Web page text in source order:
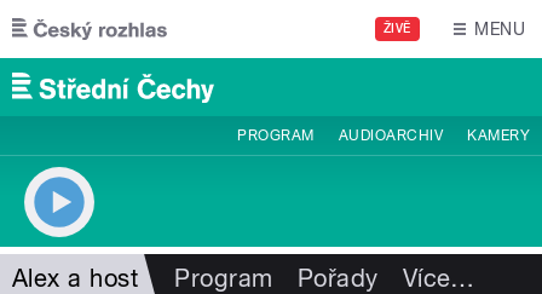
Přejít k hlavnímu obsahu
ŽIVĚ MENU
PROGRAM AUDIOARCHIV KAMERY
Alex a host Program Pořady Více…